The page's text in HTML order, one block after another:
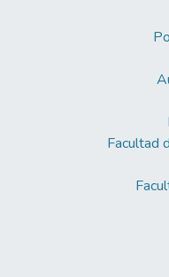
Facultad